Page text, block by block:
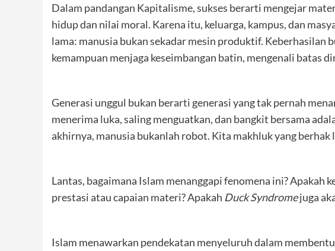
Dalam pandangan Kapitalisme, sukses berarti mengejar
hidup dan nilai moral. Karena itu, keluarga, kampus, dan
lama: manusia bukan sekadar mesin produktif. Keberhasilan
kemampuan menjaga keseimbangan batin, mengenali batas
Generasi unggul bukan berarti generasi yang tak pernah
menerima luka, saling menguatkan, dan bangkit bersama
akhirnya, manusia bukanlah robot. Kita makhluk yang
Lantas, bagaimana Islam menanggapi fenomena ini? Apakah
prestasi atau capaian materi? Apakah Duck Syndromejuga
Islam menawarkan pendekatan menyeluruh dalam